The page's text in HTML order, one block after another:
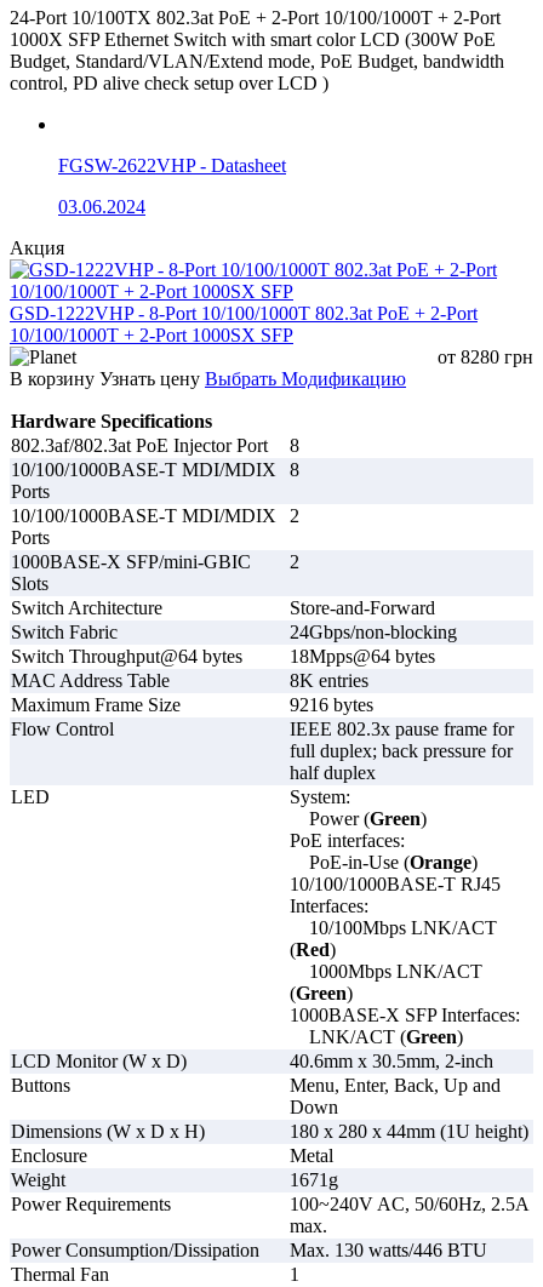
Параметры питания
Входное
AC 100–240 В
Общее
энергопотребление
Полная нагрузка ≤ 440 Вт
850 Вт)
Защита от
перегрузки по току
Поддерживается
Функции Layer 2
Агрегация портов
Gigabit Ethernet
Поддерживается агрегация 2.5GE
Поддерживается статическая
Поддерживается динамическая
агрегация LACP
До 64 групп агрегации и до 8
Поддерживается управление
IEEE 802.3x
Поддерживаются счётчики
Поддерживается изоляция портов
Зеркалирование портов (один-к-
много-к-одному)
Поддерживается обнаружение
основе порта; на основе VLAN)
Поддерживается подавление
широковещательного шторма
unknown multicast; unknown unicast)
Поддерживается управление
статическими MAC-адресами
24-Port 10/100TX 802.3at PoE + 2-Port 10/100/1000T + 2-Port
1000X SFP Ethernet Switch with smart color LCD (300W PoE
Budget, Standard/VLAN/Extend mode, PoE Budget, bandwidth
control, PD alive check setup over LCD )
FGSW-2622VHP - Datasheet
03.06.2024
Акция
GSD-1222VHP - 8-Port 10/100/1000T 802.3at PoE + 2-Port
10/100/1000T + 2-Port 1000SX SFP
от 8280 грн
В корзину Узнать цену Выбрать Модификацию
Hardware Specifications
802.3af/802.3at PoE Injector Port
8
10/100/1000BASE-T MDI/MDIX
Ports
8
10/100/1000BASE-T MDI/MDIX
Ports
2
1000BASE-X SFP/mini-GBIC
Slots
2
Switch Architecture
Store-and-Forward
Switch Fabric
24Gbps/non-blocking
Switch Throughput@64 bytes
18Mpps@64 bytes
MAC Address Table
8K entries
Maximum Frame Size
9216 bytes
Flow Control
IEEE 802.3x pause frame for
full duplex; back pressure for
half duplex
LED
System:
Power (Green)
PoE interfaces:
PoE-in-Use (Orange)
10/100/1000BASE-T RJ45
Interfaces:
10/100Mbps LNK/ACT
(Red)
1000Mbps LNK/ACT
(Green)
1000BASE-X SFP Interfaces:
LNK/ACT (Green)
LCD Monitor (W x D)
40.6mm x 30.5mm, 2-inch
Buttons
Menu, Enter, Back, Up and
Down
Dimensions (W x D x H)
180 x 280 x 44mm (1U height)
Enclosure
Metal
Weight
1671g
Power Requirements
100~240V AC, 50/60Hz, 2.5A
max.
Power Consumption/Dissipation
Max. 130 watts/446 BTU
Thermal Fan
1